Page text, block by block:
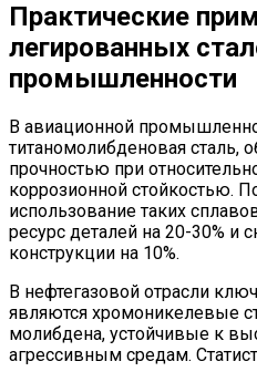
Практические
легированных
промышленности
В авиационной
титаномолибденовая сталь,
прочностью при
коррозионной стойкостью.
использование таких
ресурс деталей на 20-30% и
конструкции на 10%.
В нефтегазовой отрасли
являются хромоникелевые
молибдена, устойчивые к
агрессивным средам.